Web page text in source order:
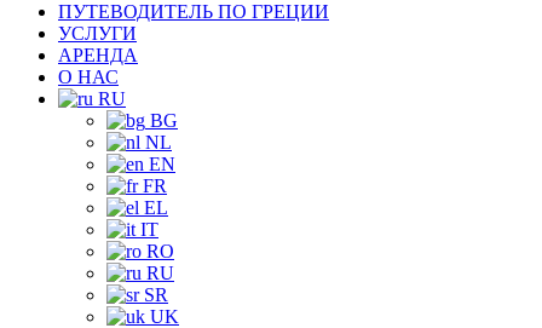
ПУТЕВОДИТЕЛЬ ПО ГРЕЦИИ
УСЛУГИ
АРЕНДА
О НАС
RU
BG
NL
EN
FR
EL
IT
RO
RU
SR
UK